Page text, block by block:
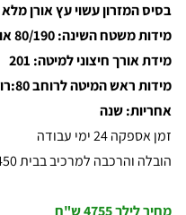
בסיס המזרון עשוי עץ אורן מלא
מידות משטח השינה: 80/190 או 90/190
מידת אורך חיצוני למיטה: 201
מידות ראש המיטה לרוחב 80:רוחב-170 גובה מהרצפה- 110
אחריות: שנה
זמן אספקה 24 ימי עבודה
הובלה והרכבה למרכיב בבית 450 ₪